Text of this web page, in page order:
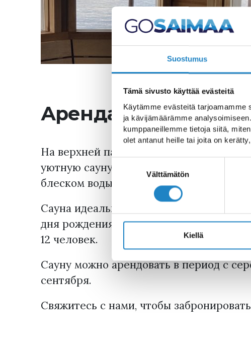
Suostumus
Tämä sivusto käyttää evästeitä
Käytämme evästeitä tarjoamamme
ja kävijämäärämme
kumppaneillemme tietoja siitä,
olet antanut heille tai joita on
Välttämätön
Kiellä
Аренда сауны в
На верхней палубе парохода Princess
уютную сауну на двенадцать человек.
блеском воды озера Сайма прямо со
Сауна идеально подходит для
дня рождения. Пространство может
12 человек.
Сауну можно арендовать в период с
сентября.
Свяжитесь с нами, чтобы